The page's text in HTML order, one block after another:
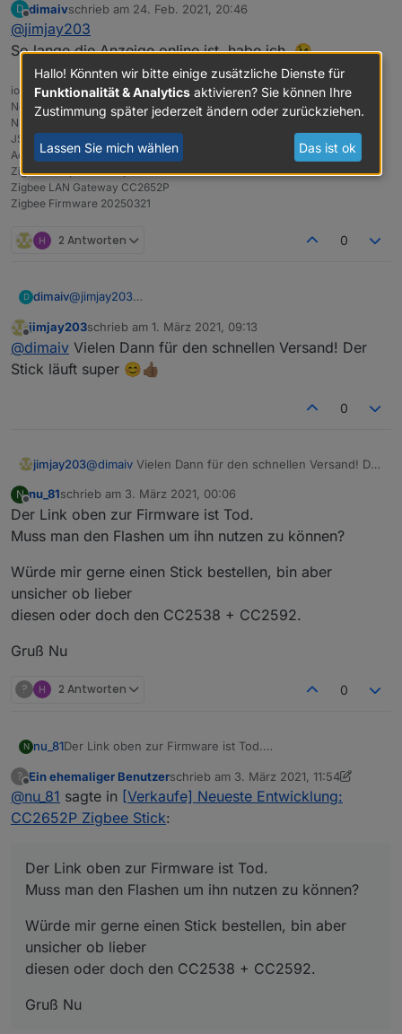
Hier geht's zum CC2538+CC2592 Stick
Firmware Update Anleitung
D
Offline
dimaivschrieb am 24. Feb. 2021, 20:46
zuletzt editiert von
@jimjay203
So lange die Anzeige online ist, habe ich. 😉
ioBroker- NUC8i3 / Proxmox / VM
Node.js v22.21.0
NPM v10.9.4
JS controller 7.1.0
Admin 7.7.20
ZigBee Adapter 3.3.1alpha.0
Zigbee LAN Gateway CC2652P
Zigbee Firmware 20250321
2 Antworten 0
D dimaiv@jimjay203
Offline
jimjay203schrieb am 1. März 2021, 09:13
zuletzt editiert von
@dimaiv Vielen Dann für den schnellen Versand! Der
Stick läuft super 😊👍🏽
0
jimjay203@dimaiv Vielen Dann für den schnellen Versand! Der
N
Offline
nu_81schrieb am 3. März 2021, 00:06
zuletzt editiert von
Der Link oben zur Firmware ist Tod.
Muss man den Flashen um ihn nutzen zu können?
Würde mir gerne einen Stick bestellen, bin aber
unsicher ob lieber
diesen oder doch den CC2538 + CC2592.
Gruß Nu
? 2 Antworten 0
N nu_81Der Link oben zur Firmware ist Tod.
Würde mir gerne einen Stick bestellen, bin aber unsicher
ob lieber
diesen oder doch den CC2538 + CC2592.
Gruß Nu
?
Offline
Ein ehemaliger Benutzerschrieb am 3. März 2021, 11:54
zuletzt editiert von Ein ehemaliger
@nu_81 sagte in [Verkaufe] Neueste Entwicklung:
CC2652P Zigbee Stick:
Der Link oben zur Firmware ist Tod.
Muss man den Flashen um ihn nutzen zu können?
Würde mir gerne einen Stick bestellen, bin aber
unsicher ob lieber
diesen oder doch den CC2538 + CC2592.
Gruß Nu
Hallo! Könnten wir bitte einige zusätzliche Dienste für
Funktionalität & Analytics aktivieren? Sie können Ihre
Zustimmung später jederzeit ändern oder zurückziehen.
Lassen Sie mich wählen Das ist ok